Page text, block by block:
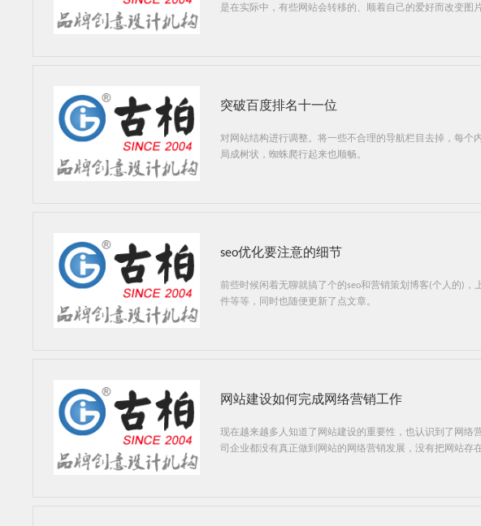
是在实际中，有些网站会转移的、顺着自己的爱好而改变图
突破百度排名十一位
对网站结构进行调整。将一些不合理的导航栏目去掉，每
局成树状，蜘蛛爬行起来也顺畅。
seo优化要注意的细节
前些时候闲着无聊就搞了个的seo和营销策划博客(个人的)
件等等，同时也随便更新了点文章。
网站建设如何完成网络营销工作
现在越来越多人知道了网站建设的重要性，也认识到了网络
司企业都没有真正做到网站的网络营销发展，没有把网站存